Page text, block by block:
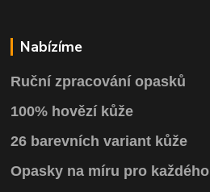
Nabízíme
Ruční zpracování opasků
100% hovězí kůže
26 barevních variant kůže
Opasky na míru pro každého